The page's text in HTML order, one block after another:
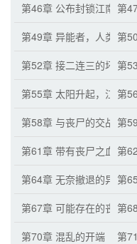
第46章 公布封锁江南五省
第
第49章 异能者，人类最
第
第52章 接二连三的坏消息
第
第55章 太阳升起，江南
第
第58章 与丧尸的交战 第
第61章 带有丧尸之血的
第
第64章 无奈撤退的异能者
第
第67章 可能存在的丧尸
第
第70章 混乱的开端
第